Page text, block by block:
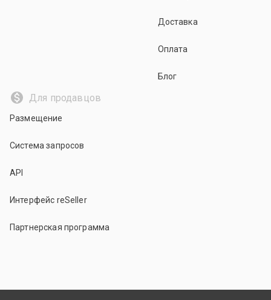
Доставка
Оплата
Блог
Для продавцов
Размещение
Система запросов
API
Интерфейс reSeller
Партнерская программа